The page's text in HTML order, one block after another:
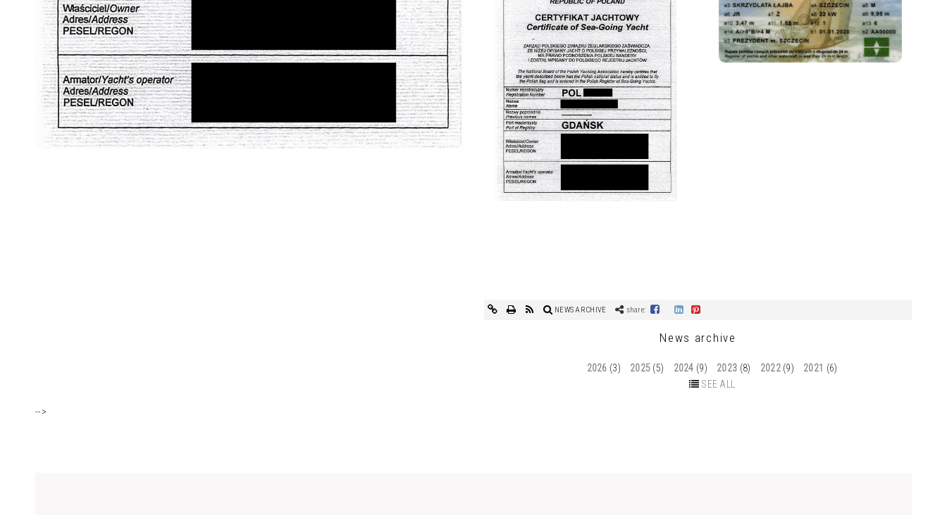
NEWS ARCHIVE share:
News archive
2026 (3) 2025 (5) 2024 (9) 2023 (8) 2022(9) 2021 (6)
SEE ALL
-->